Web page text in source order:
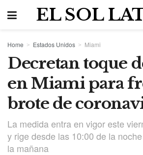
EL SOL
Home Estados Unidos Miami
Decretan toque
en Miami para
brote de
La medida entra en vigor este
y rige desde las 10:00 de la
la mañana